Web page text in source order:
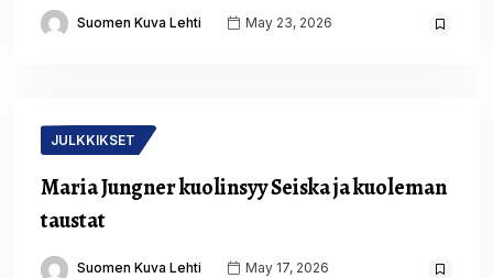
Suomen Kuva Lehti May 23, 2026
JULKKIKSET
Maria Jungner kuolinsyy Seiska ja kuoleman
taustat
Suomen Kuva Lehti May 17, 2026